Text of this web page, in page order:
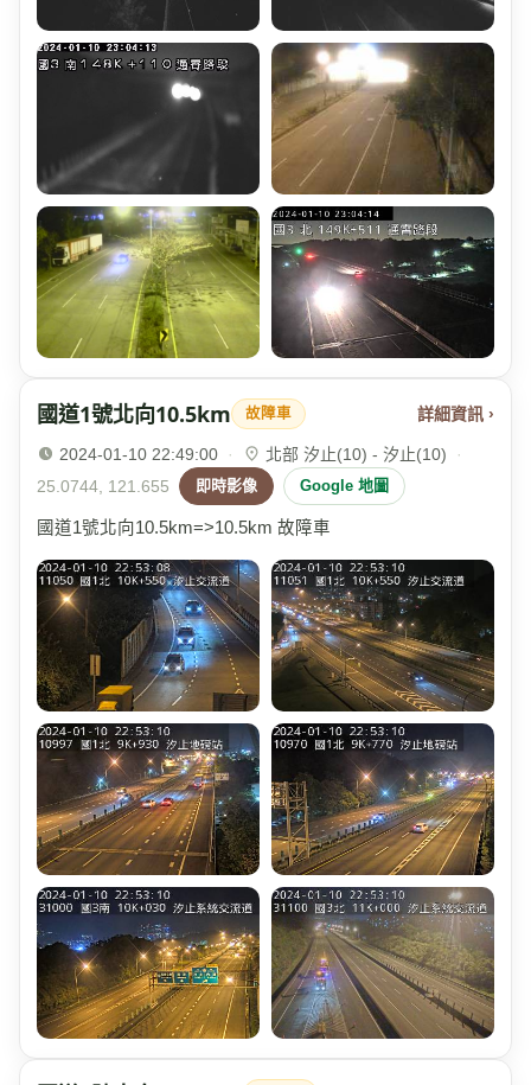
國道1號北向10.5km 故障車 詳細資訊 ›
2024-01-10 22:49:00 · 北部 汐止(10) - 汐止(10)
·
25.0744, 121.655
即時影像 Google 地圖
國道1號北向10.5km=>10.5km 故障車